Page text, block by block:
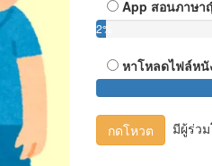
App สอนภาษ
2%
หาโหลดไฟล์หนั
กดโหวต มีผู้ร่ว